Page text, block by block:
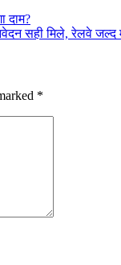
दाम?
सही मिले, रेलवे जल्द
*